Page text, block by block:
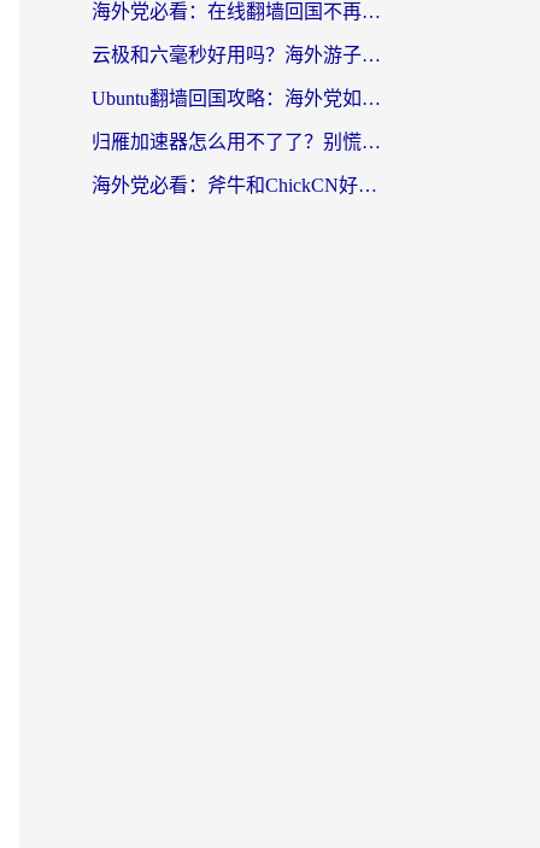
海外党必看：在线翻墙回国不再难！教你选对加速器无缝刷国内资源
云极和六毫秒好用吗？海外游子解锁国内资源的真实答案
Ubuntu翻墙回国攻略：海外党如何选对加速器，无缝刷国内剧玩游戏？
归雁加速器怎么用不了了？别慌，这篇指南教你如何丝滑“回家”
海外党必看：斧牛和ChickCN好用吗？3款热门加速器实测+番茄加速器深度体验